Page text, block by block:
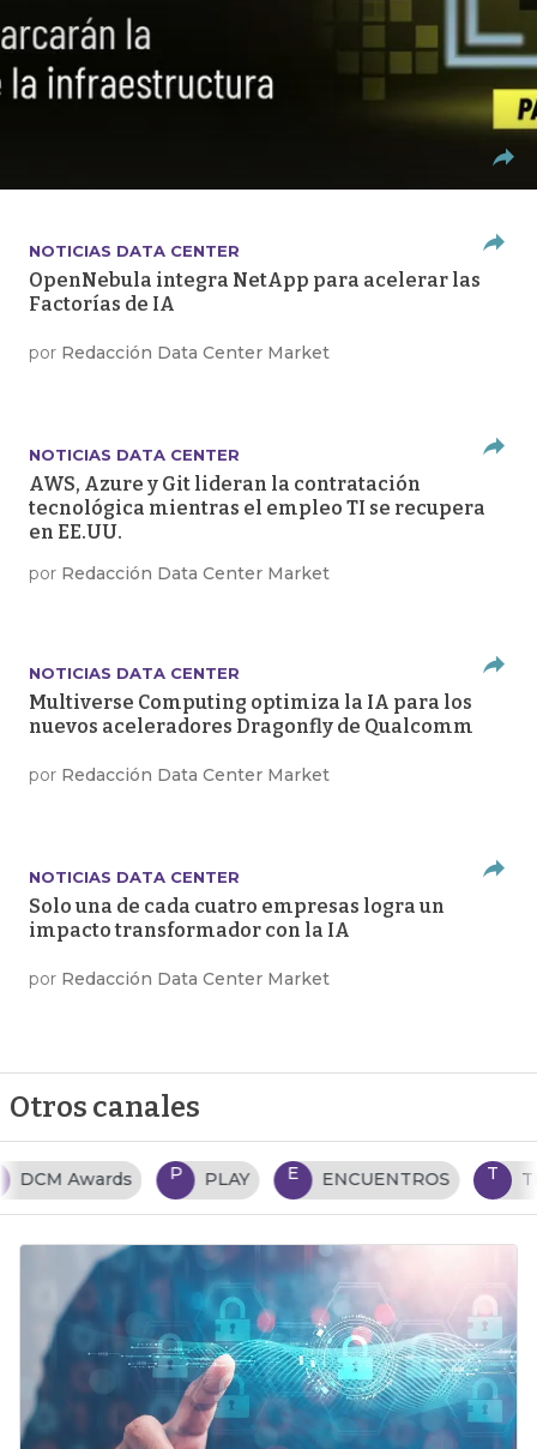
NOTICIAS DATA CENTER
OpenNebula integra NetApp para acelerar las
Factorías de IA
por Redacción Data Center Market
NOTICIAS DATA CENTER
AWS, Azure y Git lideran la contratación
tecnológica mientras el empleo TI se recupera
en EE.UU.
por Redacción Data Center Market
NOTICIAS DATA CENTER
Multiverse Computing optimiza la IA para los
nuevos aceleradores Dragonfly de Qualcomm
por Redacción Data Center Market
NOTICIAS DATA CENTER
Solo una de cada cuatro empresas logra un
impacto transformador con la IA
por Redacción Data Center Market
Otros canales
P PLAY E ENCUENTROS T TENDENCIAS TI